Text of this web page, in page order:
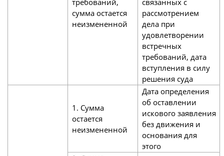
сумма остается
неизмененной
рассмотрением
дела при
удовлетворении
встречных
требований, дата
вступления в силу
решения суда
1. Сумма
остается
неизмененной
Дата определения
об оставлении
искового заявления
без движения и
основания для
этого